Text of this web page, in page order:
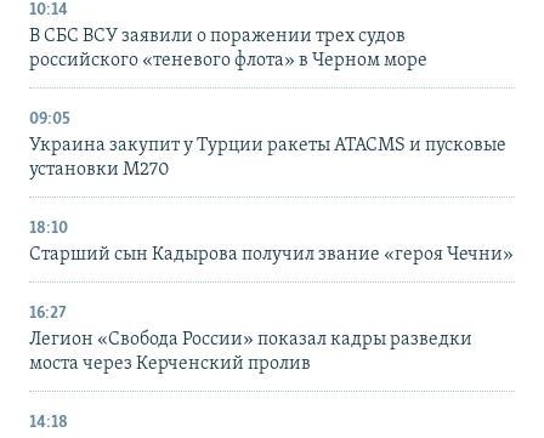
10:14
В СБС ВСУ заявили о поражении трех судов
российского «теневого флота» в Черном море
09:05
Украина закупит у Турции ракеты ATACMS и пусковые
установки M270
18:10
Старший сын Кадырова получил звание «героя Чечни»
16:27
Легион «Свобода России» показал кадры разведки
моста через Керченский пролив
14:18